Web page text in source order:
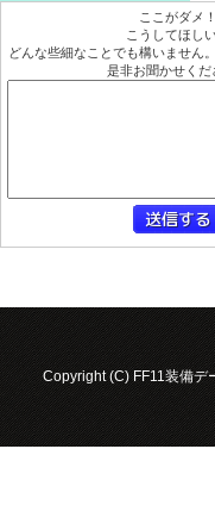
ここがダメ！
こうしてほしい
どんな些細なことでも構いません
是非お聞かせくだ
Copyright (C) FF11装備デ